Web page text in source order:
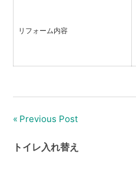
リフォーム内容
投
稿
Previous Post
トイレ入れ替え